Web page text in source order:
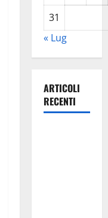
31
« Lug
ARTICOLI
RECENTI